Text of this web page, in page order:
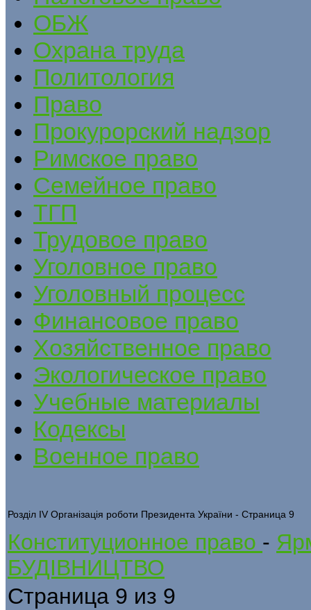
ОБЖ
Охрана труда
Политология
Право
Прокурорский надзор
Римское право
Семейное право
ТГП
Трудовое право
Уголовное право
Уголовный процесс
Финансовое право
Хозяйственное право
Экологическое право
Учебные материалы
Кодексы
Военное право
Розділ ІV Організація роботи Президента України - Страница 9
Конституционное право -
БУДІВНИЦТВО
Страница 9 из 9